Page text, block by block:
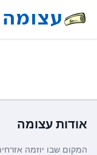
אודות עצומה
המקום שבו יוזמה